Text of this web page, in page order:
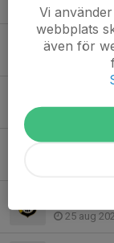
14 okt
En god
6 okt 2025
25 aug
Vi
webbplats
även för